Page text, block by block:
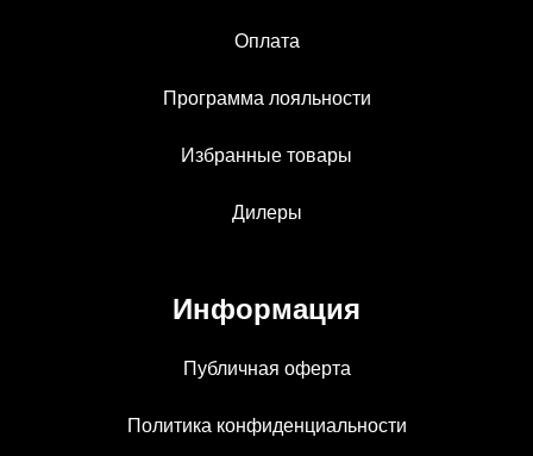
Оплата
Программа лояльности
Избранные товары
Дилеры
Информация
Публичная оферта
Политика конфиденциальности